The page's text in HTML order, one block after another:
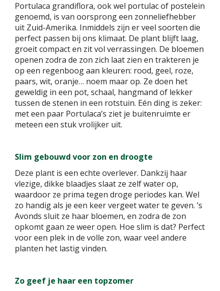
Portulaca grandiflora, ook wel portulac of postelein
genoemd, is van oorsprong een zonneliefhebber
uit Zuid-Amerika. Inmiddels zijn er veel soorten die
perfect passen bij ons klimaat. De plant blijft laag,
groeit compact en zit vol verrassingen. De bloemen
openen zodra de zon zich laat zien en trakteren je
op een regenboog aan kleuren: rood, geel, roze,
paars, wit, oranje… noem maar op. Ze doen het
geweldig in een pot, schaal, hangmand of lekker
tussen de stenen in een rotstuin. Eén ding is zeker:
met een paar Portulaca’s ziet je buitenruimte er
meteen een stuk vrolijker uit.
Slim gebouwd voor zon en droogte
Deze plant is een echte overlever. Dankzij haar
vlezige, dikke blaadjes slaat ze zelf water op,
waardoor ze prima tegen droge periodes kan. Wel
zo handig als je een keer vergeet water te geven. ’s
Avonds sluit ze haar bloemen, en zodra de zon
opkomt gaan ze weer open. Hoe slim is dat? Perfect
voor een plek in de volle zon, waar veel andere
planten het lastig vinden.
Zo geef je haar een topzomer